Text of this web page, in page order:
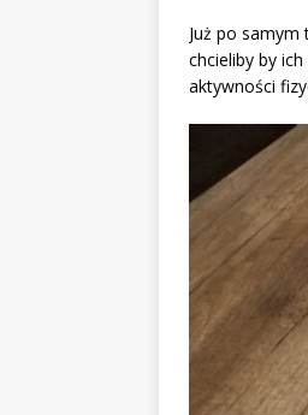
Już po
chcieliby by
aktywności